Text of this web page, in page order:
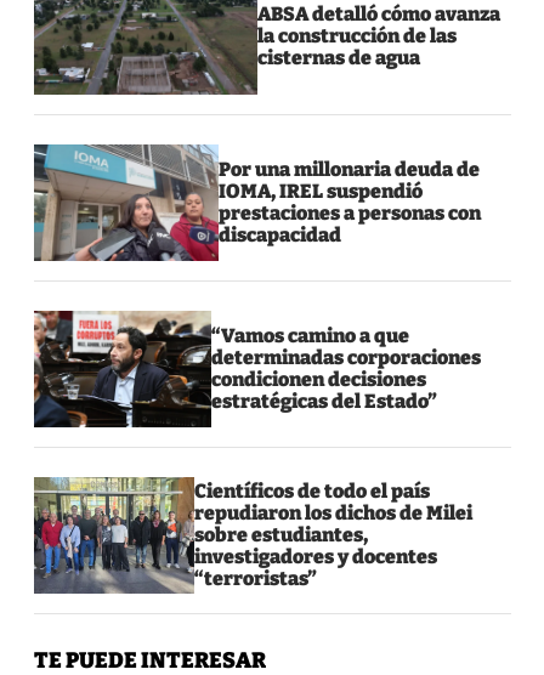
ABSA detalló cómo avanza
la construcción de las
cisternas de agua
Por una millonaria deuda de
IOMA, IREL suspendió
prestaciones a personas con
discapacidad
“Vamos camino a que
determinadas corporaciones
condicionen decisiones
estratégicas del Estado”
Científicos de todo el país
repudiaron los dichos de Milei
sobre estudiantes,
investigadores y docentes
“terroristas”
TE PUEDE INTERESAR